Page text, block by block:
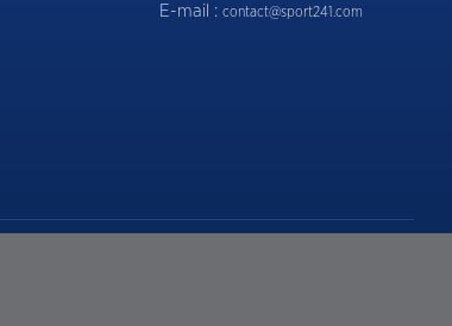
E-mail : contact@sport241.com